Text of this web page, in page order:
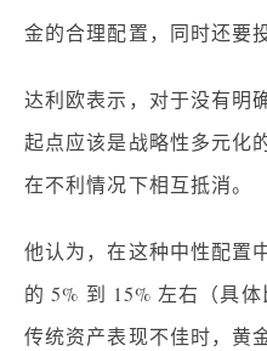
金的合理配置， 同时还要
达利欧表示，对于没有明
起点应该是战略性多元化
在不利情况下相互抵消。
他认为，在这种中性配置
的 5% 到 15% 左右（具
传统资产表现不佳时，黄